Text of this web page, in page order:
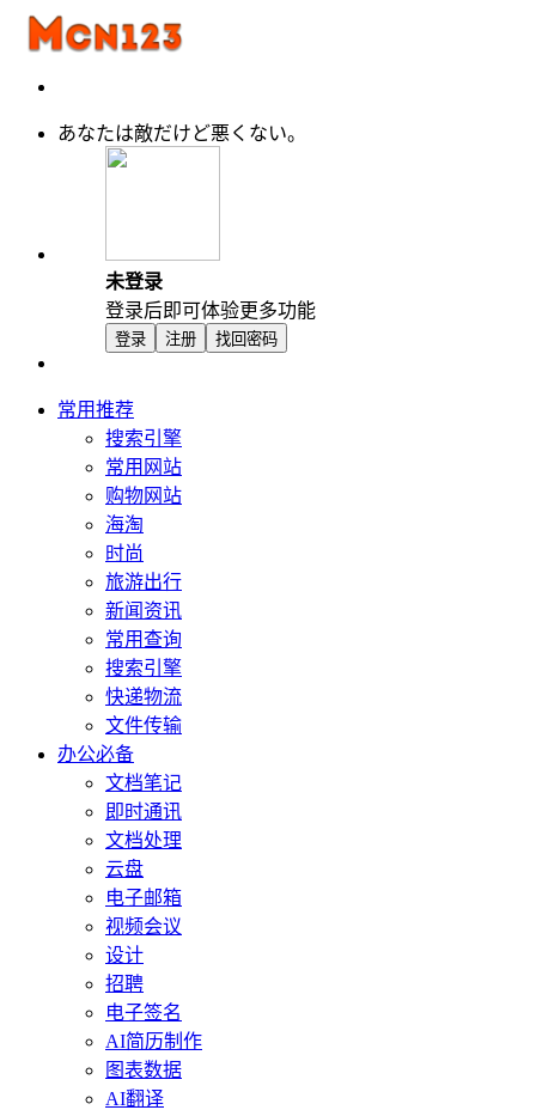
あなたは敵だけど悪くない。
未登录
登录后即可体验更多功能
登录 注册 找回密码
常用推荐
搜索引擎
常用网站
购物网站
海淘
时尚
旅游出行
新闻资讯
常用查询
搜索引擎
快递物流
文件传输
办公必备
文档笔记
即时通讯
文档处理
云盘
电子邮箱
视频会议
设计
招聘
电子签名
AI简历制作
图表数据
AI翻译